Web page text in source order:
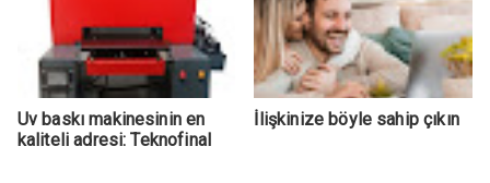
Uv baskı makinesinin en
kaliteli adresi: Teknofinal
İlişkinize böyle sahip çıkın